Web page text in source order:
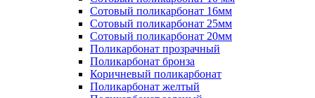
Сотовый поликарбонат 16мм
Сотовый поликарбонат 25мм
Сотовый поликарбонат 20мм
Поликарбонат прозрачный
Поликарбонат бронза
Коричневый поликарбонат
Поликарбонат желтый